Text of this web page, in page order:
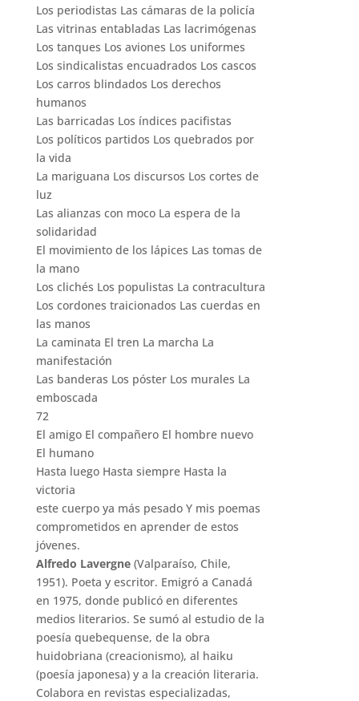
Los periodistas Las cámaras de la policía
Las vitrinas entabladas Las lacrimógenas
Los tanques Los aviones Los uniformes
Los sindicalistas encuadrados Los cascos
Los carros blindados Los derechos
humanos
Las barricadas Los índices pacifistas
Los políticos partidos Los quebrados por
la vida
La mariguana Los discursos Los cortes de
luz
Las alianzas con moco La espera de la
solidaridad
El movimiento de los lápices Las tomas de
la mano
Los clichés Los populistas La contracultura
Los cordones traicionados Las cuerdas en
las manos
La caminata El tren La marcha La
manifestación
Las banderas Los póster Los murales La
emboscada
72
El amigo El compañero El hombre nuevo
El humano
Hasta luego Hasta siempre Hasta la
victoria
este cuerpo ya más pesado Y mis poemas
comprometidos en aprender de estos
jóvenes.
Alfredo Lavergne(Valparaíso, Chile,
1951). Poeta y escritor. Emigró a Canadá
en 1975, donde publicó en diferentes
medios literarios. Se sumó al estudio de la
poesía quebequense, de la obra
huidobriana (creacionismo), al haiku
(poesía japonesa) y a la creación literaria.
Colabora en revistas especializadas,